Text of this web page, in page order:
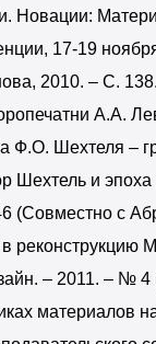
Новации:
17-19
2010. – С. 138.
А.А.
Ф.О. Шехтеля –
Шехтель и
(Совместно с
реконструкцию
– 2011. – №
материалов